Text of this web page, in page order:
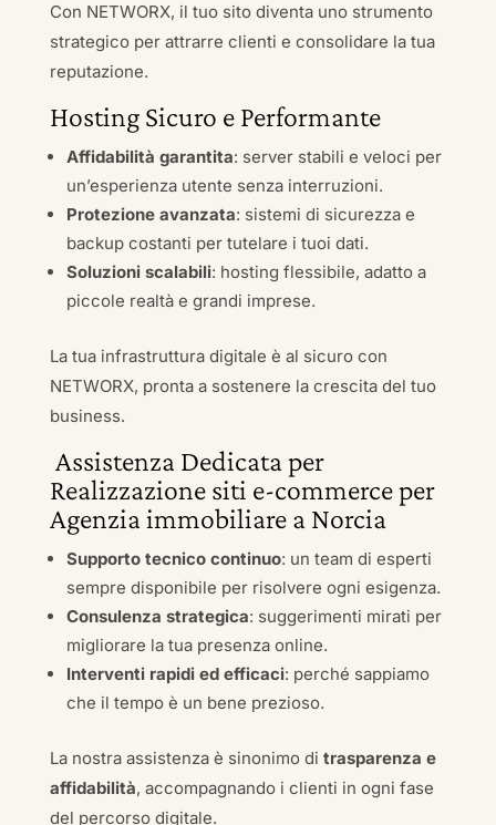
Con NETWORX, il tuo sito diventa uno strumento
strategico per attrarre clienti e consolidare la tua
reputazione.
Hosting Sicuro e Performante
Affidabilità garantita: server stabili e veloci per
un’esperienza utente senza interruzioni.
Protezione avanzata: sistemi di sicurezza e
backup costanti per tutelare i tuoi dati.
Soluzioni scalabili: hosting flessibile, adatto a
piccole realtà e grandi imprese.
La tua infrastruttura digitale è al sicuro con
NETWORX, pronta a sostenere la crescita del tuo
business.
Assistenza Dedicata per
Realizzazione siti e-commerce per
Agenzia immobiliare a Norcia
Supporto tecnico continuo: un team di esperti
sempre disponibile per risolvere ogni esigenza.
Consulenza strategica: suggerimenti mirati per
migliorare la tua presenza online.
Interventi rapidi ed efficaci: perché sappiamo
che il tempo è un bene prezioso.
La nostra assistenza è sinonimo di trasparenza e
affidabilità, accompagnando i clienti in ogni fase
del percorso digitale.